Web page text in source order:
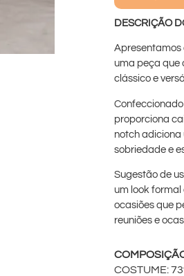
DESCRIÇÃO
Apresentamos
uma peça que
clássico e
proporciona
notch adiciona
sobriedade e
Sugestão de
um look formal
ocasiões que
reuniões e
COSTUME: